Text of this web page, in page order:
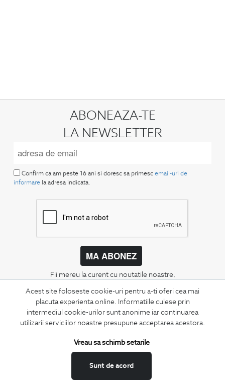
Acest site foloseste cookie-uri pentru a-ti oferi cea mai
placuta experienta online. Informatiile culese prin
intermediul cookie-urilor sunt anonime iar continuarea
utilizarii serviciilor noastre presupune acceptarea acestora.
Sunt de acord
Vreau sa schimb setarile
ABONEAZA-TE
LA NEWSLETTER
Confirm ca am peste 16 ani si doresc sa primesc email-uri de
informare la adresa indicata.
MA ABONEZ
Fii mereu la curent cu noutatile noastre,
CONCIERGE
Termeni si conditii
Feedback site